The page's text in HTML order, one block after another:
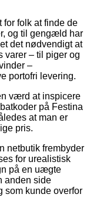
folk at finde de
og til gengæld har
det nødvendigt at
varer – til piger og
–
portofri levering.
værd at inspicere
på Festina
at man er
pris.
netbutik frembyder
for urealistisk
på en uægte
anden side
som kunde overfor